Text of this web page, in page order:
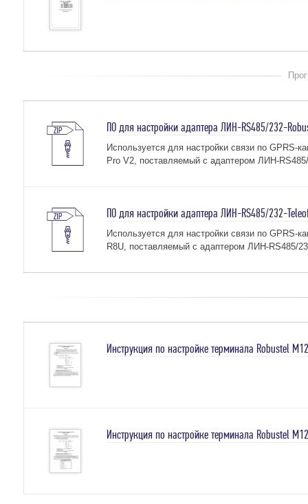
ПО для настройки адаптера ЛИН-RS485/232-
Используется для настройки связи по GPRS-
Pro V2, поставляемый с адаптером ЛИН-
ПО для настройки адаптера ЛИН-RS485/232-
Используется для настройки связи по GPRS-
R8U, поставляемый с адаптером ЛИН-RS485/
Инструкция по настройке терминала Robustel
Инструкция по настройке терминала Robustel